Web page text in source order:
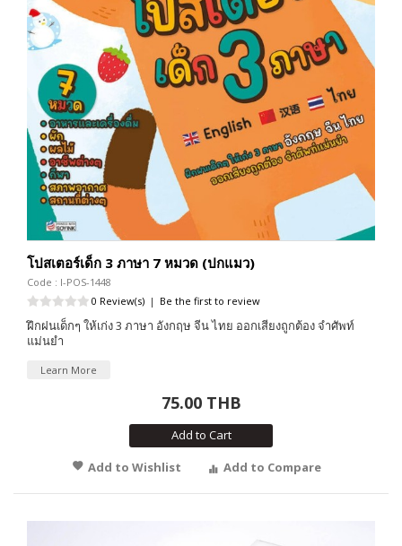
โปสเตอร์เด็ก 3 ภาษา 7 หมวด (ปกแมว)
Code : I-POS-1448
0 Review(s) | Be the first to review
ฝึกฝนเด็กๆ ให้เก่ง 3 ภาษา อังกฤษ จีน ไทย ออกเสียงถูกต้อง จำศัพท์
แม่นยำ
Learn More
75.00 THB
Add to Cart
Add to Wishlist
Add to Compare